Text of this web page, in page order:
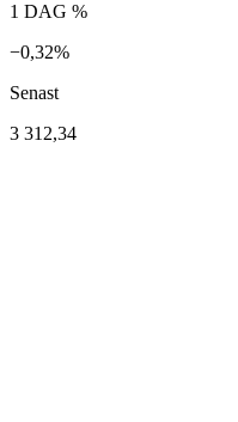
1 DAG %
−0,32%
Senast
3 312,34